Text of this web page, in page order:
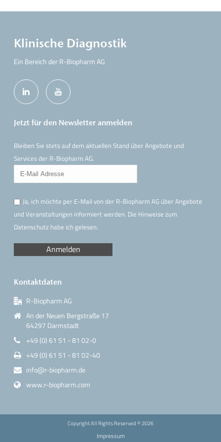
Klinische Diagnostik
Ein Bereich der R-Biopharm AG
Jetzt für den Newsletter anmelden
Bleiben Sie stets auf dem aktuellen Stand über Angebote und
Services der R-Biopharm AG.
Ja, ich möchte per E-Mail von der R-Biopharm AG über Angebote
und Veranstaltungen informiert werden. Die Hinweisezum
Datenschutz habe ich gelesen.
Kontaktdaten
R-Biopharm AG
An der Neuen Bergstraße 17
64297 Darmstadt
+49 (0) 61 51 - 81 02-0
+49 (0) 61 51 - 81 02-40
info@r-biopharm.de
www.r-biopharm.com
Copyright All Rights Reserved ©2026
Impressum